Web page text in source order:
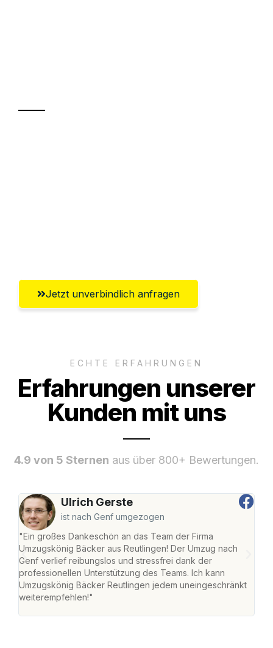
Jetzt unverbindlich anfragen
ECHTE ERFAHRUNGEN
Erfahrungen unserer
Kunden mit uns
4.9 von 5 Sternen aus über 800+ Bewertungen.
Ulrich Gerste
ist nach Genf umgezogen
"Ein großes Dankeschön an das Team der Firma
Umzugskönig Bäcker aus Reutlingen! Der Umzug nach
Genf verlief reibungslos und stressfrei dank der
professionellen Unterstützung des Teams. Ich kann
Umzugskönig Bäcker Reutlingen jedem uneingeschränkt
weiterempfehlen!"